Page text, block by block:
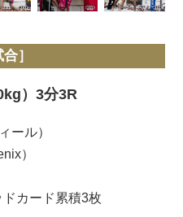
］
）3分3R
ール）
）
カード累積3枚